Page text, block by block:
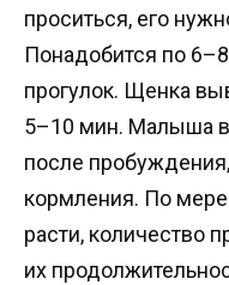
проситься, его
Понадобится по
прогулок. Щенка
5–10 мин. Малыша
после
кормления. По мере
расти, количество
их